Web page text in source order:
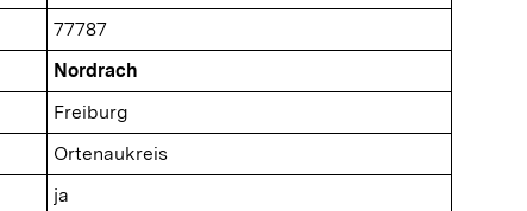
77787
Nordrach
Freiburg
Ortenaukreis
ja